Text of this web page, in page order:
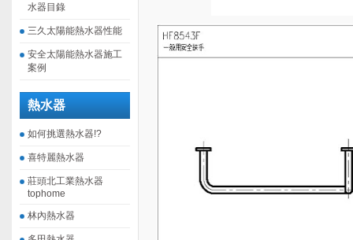
水器目錄
三久太陽能熱水器性能
安全太陽能熱水器施工
案例
熱水器
如何挑選熱水器!?
喜特麗熱水器
莊頭北工業熱水器
tophome
林內熱水器